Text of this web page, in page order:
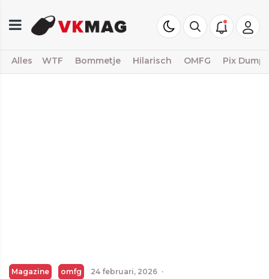
Alles WTF Bommetje Hilarisch OMFG Pix Dump
Magazine omfg 24 februari, 2026 ·